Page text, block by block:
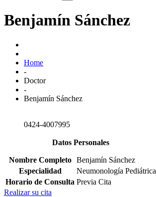
Benjamín Sánchez
Home
-
Doctor
-
Benjamín Sánchez
0424-4007995
Datos Personales
Nombre Completo
Benjamín Sánchez
Especialidad
Neumonología Pediátrica
Horario de Consulta Previa Cita
Realizar su cita